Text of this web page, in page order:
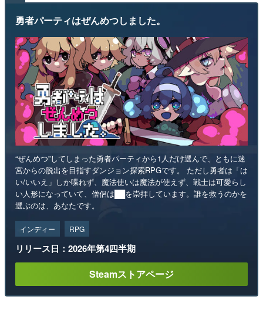
勇者パーティはぜんめつしました。
“ぜんめつ”してしまった勇者パーティから1人だけ選んで、ともに迷
宮からの脱出を目指すダンジョン探索RPGです。 ただし勇者は「は
い/いいえ」しか喋れず、魔法使いは魔法が使えず、戦士は可愛らし
い人形になっていて、僧侶は██を崇拝しています。誰を救うのかを
選ぶのは、あなたです。
インディー RPG
リリース日：2026年第4四半期
Steamストアページ